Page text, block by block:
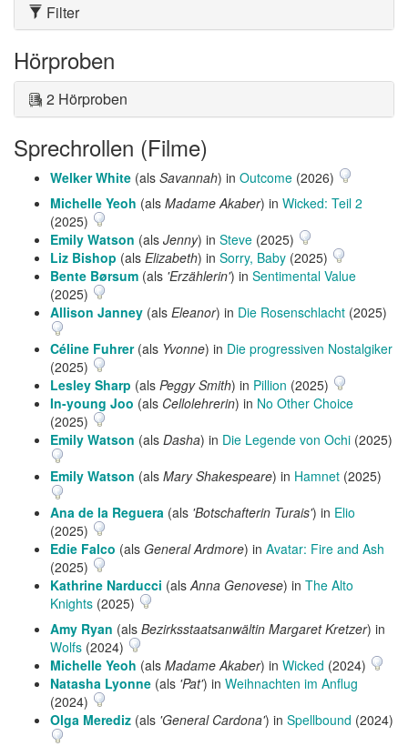
Filter
Hörproben
2 Hörproben
Sprechrollen (Filme)
Welker White (als Savannah) in Outcome (2026)
Michelle Yeoh (als Madame Akaber) in Wicked: Teil 2
(2025)
Emily Watson (als Jenny) in Steve (2025)
Liz Bishop (als Elizabeth) in Sorry, Baby (2025)
Bente Børsum (als 'Erzählerin') in Sentimental Value
(2025)
Allison Janney (als Eleanor) in Die Rosenschlacht (2025)
Céline Fuhrer(als Yvonne) in Die progressiven Nostalgiker
(2025)
Lesley Sharp (als Peggy Smith) in Pillion (2025)
In-young Joo (als Cellolehrerin) in No Other Choice
(2025)
Emily Watson (als Dasha) in Die Legende von Ochi (2025)
Emily Watson (als Mary Shakespeare) in Hamnet (2025)
Ana de la Reguera (als 'Botschafterin Turais') in Elio
(2025)
Edie Falco (als General Ardmore) in Avatar: Fire and Ash
(2025)
Kathrine Narducci (alsAnna Genovese) in The Alto
Knights (2025)
Amy Ryan (als Bezirksstaatsanwältin Margaret Kretzer) in
Wolfs (2024)
Michelle Yeoh (als Madame Akaber) in Wicked (2024)
Natasha Lyonne (als 'Pat') in Weihnachten im Anflug
(2024)
Olga Merediz (als 'General Cardona') in Spellbound (2024)